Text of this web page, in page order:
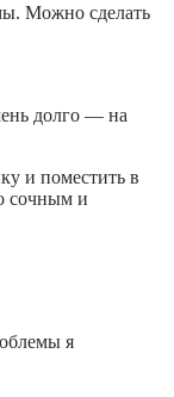
Можно сделать
долго — на
и поместить в
сочным и
я